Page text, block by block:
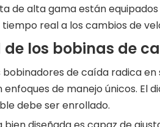
de alta gama están
real a los cambios de
los bobinas de
de caída radica
enfoques de manejo únicos.
debe ser enrollado.